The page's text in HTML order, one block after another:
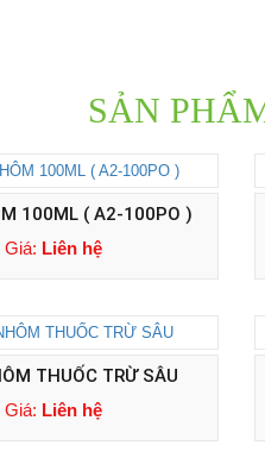
SẢN
100ML ( A2-100PO )
Giá: Liên hệ
THUỐC TRỪ SÂU
Giá: Liên hệ